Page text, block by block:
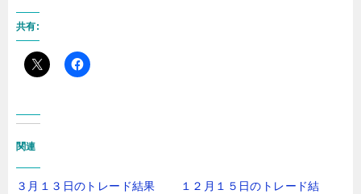
共有:
関連
３月１３日のトレード結果
１２月１５日のトレード結